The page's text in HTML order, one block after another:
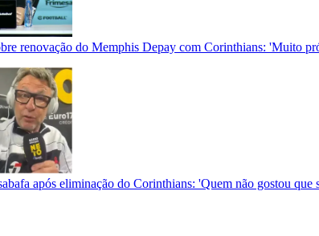
renovação do Memphis Depay com Corinthians: 'Muito
após eliminação do Corinthians: 'Quem não gostou